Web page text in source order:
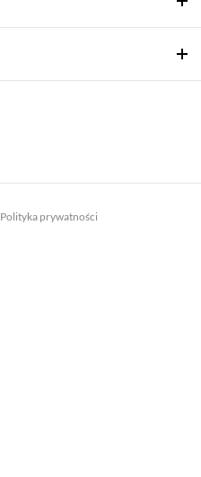
Polityka prywatności